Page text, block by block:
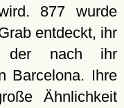
877 wurde
entdeckt, ihr
der nach ihr
Barcelona. Ihre
Ähnlichkeit